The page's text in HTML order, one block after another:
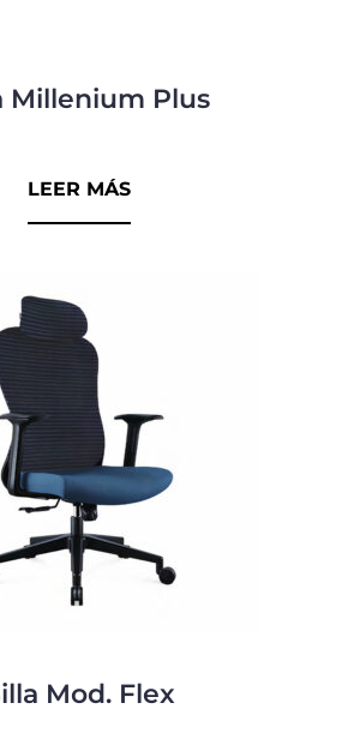
Millenium Plus
d
e
LEER MÁS
Mod. Flex